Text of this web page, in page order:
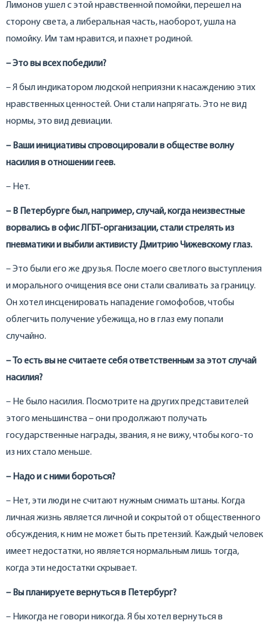
Лимонов ушел с этой нравственной помойки, перешел на
сторону света, а либеральная часть, наоборот, ушла на
помойку. Им там нравится, и пахнет родиной.
– Это вы всех победили?
– Я был индикатором людской неприязни к насаждению этих
нравственных ценностей. Они стали напрягать. Это не вид
нормы, это вид девиации.
– Ваши инициативы спровоцировали в обществе волну
насилия в отношении геев.
– Нет.
– В Петербурге был, например, случай, когда неизвестные
ворвались в офис ЛГБТ-организации, стали стрелять из
пневматики и выбили активисту Дмитрию Чижевскому глаз.
– Это были его же друзья. После моего светлого выступления
и морального очищения все они стали сваливать за границу.
Он хотел инсценировать нападение гомофобов, чтобы
облегчить получение убежища, но в глаз ему попали
случайно.
– То есть вы не считаете себя ответственным за этот случай
насилия?
– Не было насилия. Посмотрите на других представителей
этого меньшинства – они продолжают получать
государственные награды, звания, я не вижу, чтобы кого-то
из них стало меньше.
– Надо и с ними бороться?
– Нет, эти люди не считают нужным снимать штаны. Когда
личная жизнь является личной и сокрытой от общественного
обсуждения, к ним не может быть претензий. Каждый человек
имеет недостатки, но является нормальным лишь тогда,
когда эти недостатки скрывает.
– Вы планируете вернуться в Петербург?
– Никогда не говори никогда. Я бы хотел вернуться в